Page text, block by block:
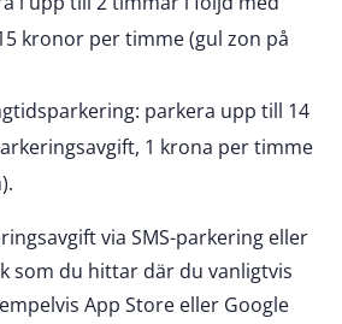
kronor per timme (gul zon på
parkera upp till 14
1 krona per timme
via SMS-parkering eller
som du hittar där du vanligtvis
App Store eller Google